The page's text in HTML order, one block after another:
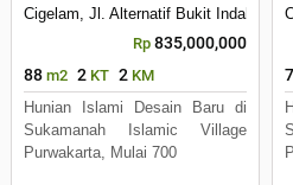
Cigelam, Jl. Alternatif Bukit Indah City
Rp 835,000,000
88 m2 2 KT 2 KM
Hunian Islami Desain Baru di
Sukamanah Islamic Village
Purwakarta, Mulai 700